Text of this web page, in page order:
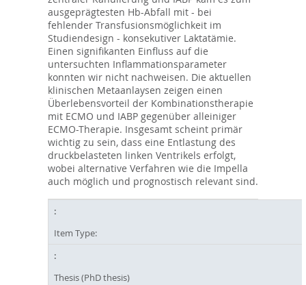
ausgeprägtesten Hb-Abfall mit - bei
fehlender Transfusionsmöglichkeit im
Studiendesign - konsekutiver Laktatämie.
Einen signifikanten Einfluss auf die
untersuchten Inflammationsparameter
konnten wir nicht nachweisen. Die aktuellen
klinischen Metaanlaysen zeigen einen
Überlebensvorteil der Kombinationstherapie
mit ECMO und IABP gegenüber alleiniger
ECMO-Therapie. Insgesamt scheint primär
wichtig zu sein, dass eine Entlastung des
druckbelasteten linken Ventrikels erfolgt,
wobei alternative Verfahren wie die Impella
auch möglich und prognostisch relevant sind.
Item Type:
Thesis (PhD thesis)